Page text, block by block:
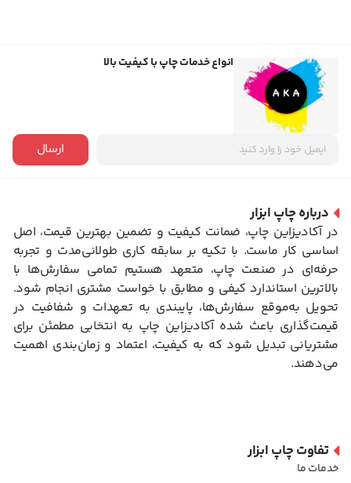
انواع خدمات چاپ با کیفیت بالا
ارسال
درباره چاپ ابزار
در آکادیزاین چاپ، ضمانت کیفیت و تضمین بهترین قیمت، اصل
اساسی کار ماست. با تکیه بر سابقه کاری طولانی‌مدت و تجربه
حرفه‌ای در صنعت چاپ، متعهد هستیم تمامی سفارش‌ها با
بالاترین استاندارد کیفی و مطابق با خواست مشتری انجام شود.
تحویل به‌موقع سفارش‌ها، پایبندی به تعهدات و شفافیت در
قیمت‌گذاری باعث شده آکادیزاین چاپ به انتخابی مطمئن برای
مشتریانی تبدیل شود که به کیفیت، اعتماد و زمان‌بندی اهمیت
می‌دهند.
تفاوت چاپ ابزار
خدمات ما